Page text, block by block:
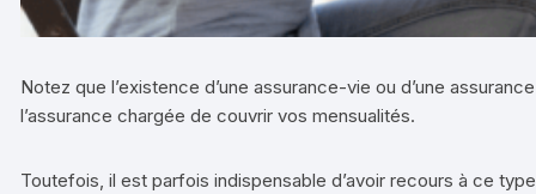
Notez que l’existence d’une assurance-vie ou d’une
l’assurance chargée de couvrir vos mensualités.
Toutefois, il est parfois indispensable d’avoir recours à ce